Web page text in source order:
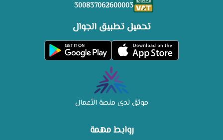
روابط مهمة
300837062600003
تحميل تطبيق الجوال
موثق لدى منصة الأعمال